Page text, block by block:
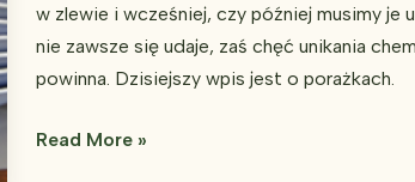
w zlewie i wcześniej, czy później musimy je
nie zawsze się udaje, zaś chęć unikania
powinna. Dzisiejszy wpis jest o porażkach.
Mycie
Read More »